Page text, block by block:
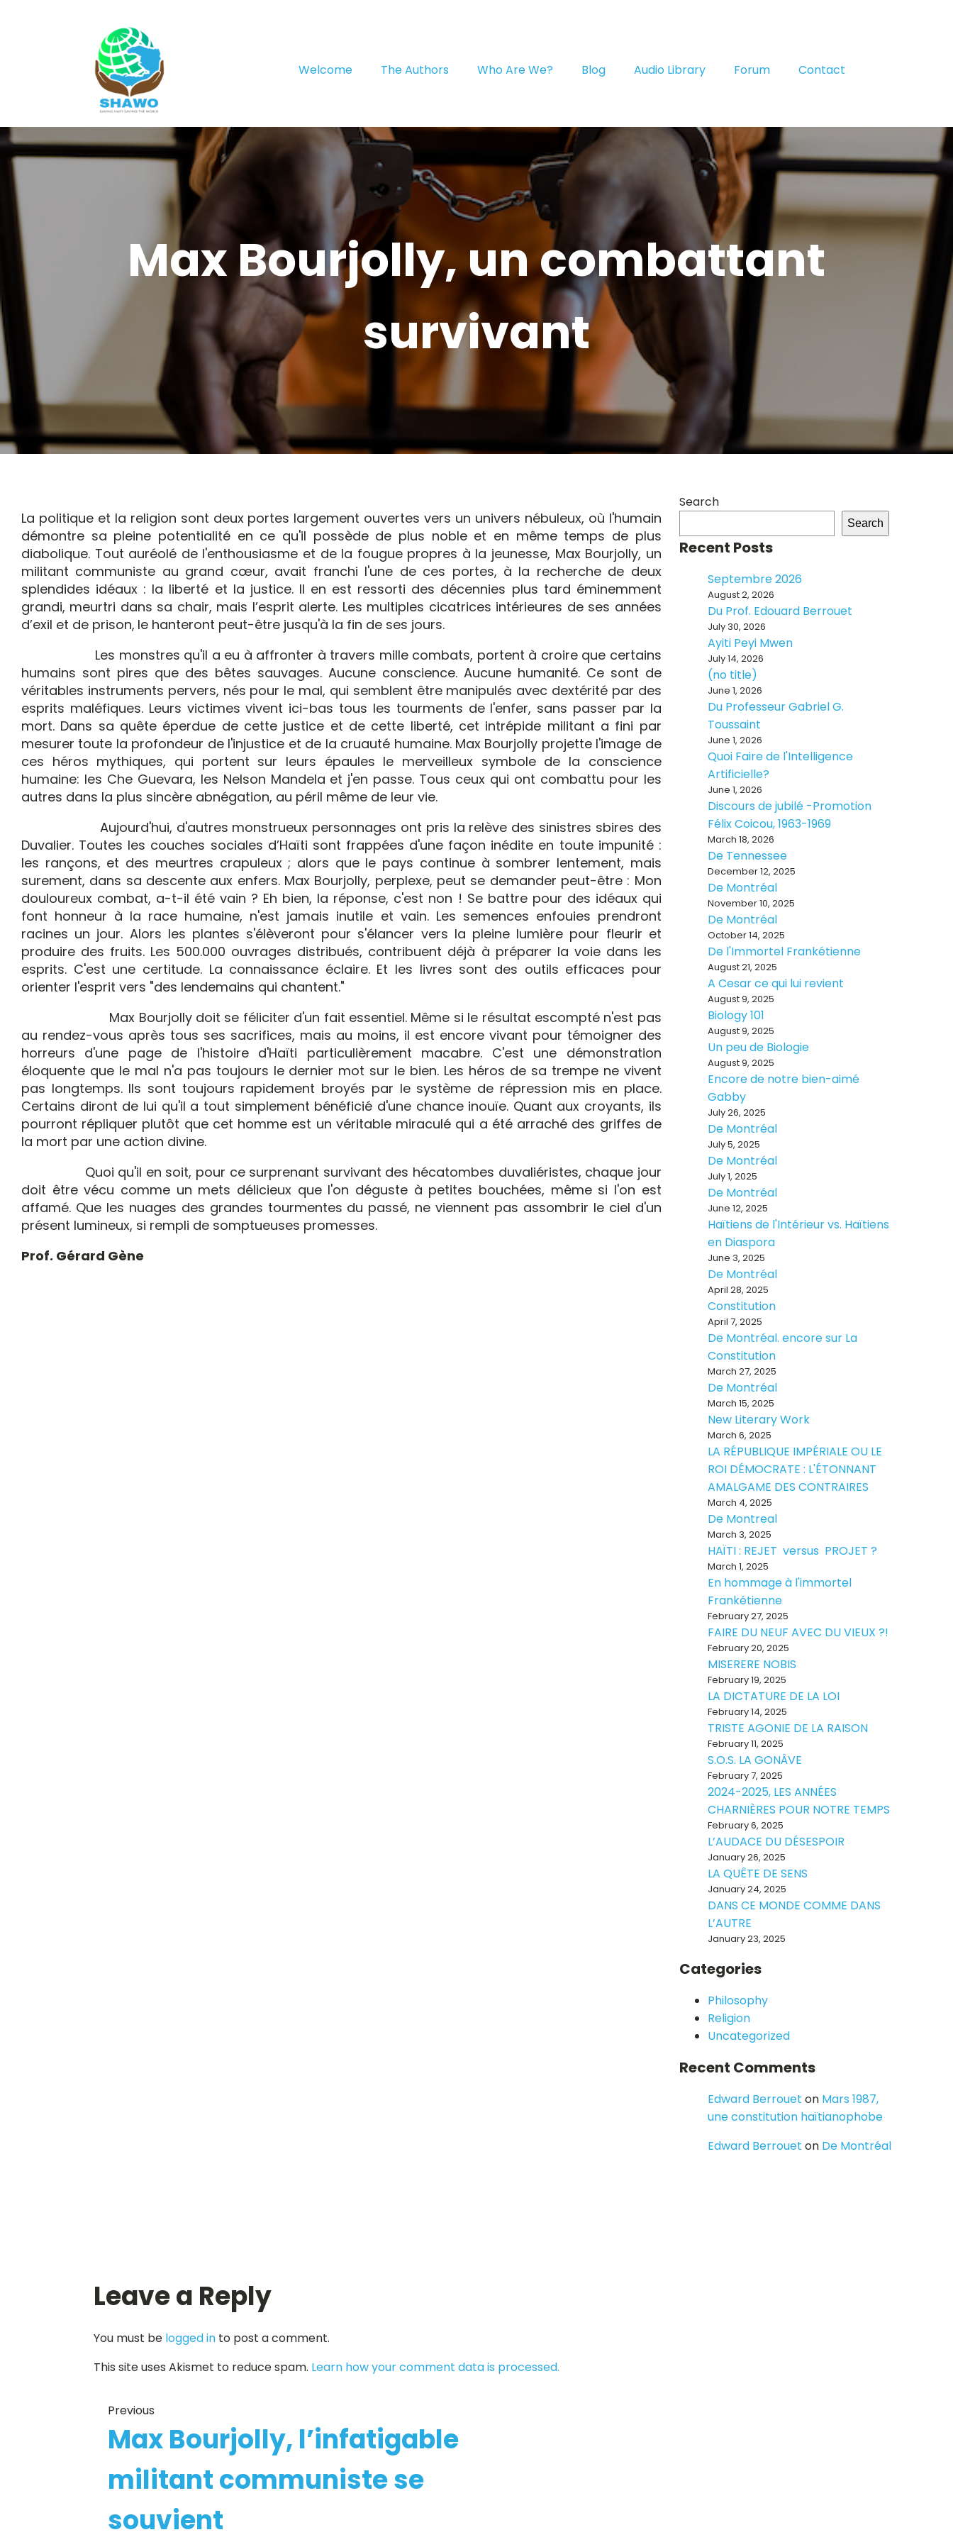
Welcome The Authors Who Are We? Blog Audio Library Forum Contact
Max Bourjolly, un combattant
survivant
La politique et la religion sont deux portes largement ouvertes vers un univers nébuleux, où l'humain
démontre sa pleine potentialité en ce qu'il possède de plus noble et en même temps de plus
diabolique. Tout auréolé de l'enthousiasme et de la fougue propres à la jeunesse, Max Bourjolly, un
militant communiste au grand cœur, avait franchi l'une de ces portes, à la recherche de deux
splendides idéaux : la liberté et la justice. Il en est ressorti des décennies plus tard éminemment
grandi, meurtri dans sa chair, mais l’esprit alerte. Les multiples cicatrices intérieures de ses années
d’exil et de prison, le hanteront peut-être jusqu'à la fin de ses jours.
Les monstres qu'il a eu à affronter à travers mille combats, portent à croire que certains
humains sont pires que des bêtes sauvages. Aucune conscience. Aucune humanité. Ce sont de
véritables instruments pervers, nés pour le mal, qui semblent être manipulés avec dextérité par des
esprits maléfiques. Leurs victimes vivent ici-bas tous les tourments de l'enfer, sans passer par la
mort. Dans sa quête éperdue de cette justice et de cette liberté, cet intrépide militant a fini par
mesurer toute la profondeur de l'injustice et de la cruauté humaine. Max Bourjolly projette l'image de
ces héros mythiques, qui portent sur leurs épaules le merveilleux symbole de la conscience
humaine: les Che Guevara, les Nelson Mandela et j'en passe. Tous ceux qui ont combattu pour les
autres dans la plus sincère abnégation, au péril même de leur vie.
Aujourd'hui, d'autres monstrueux personnages ont pris la relève des sinistres sbires des
Duvalier. Toutes les couches sociales d’Haïti sont frappées d'une façon inédite en toute impunité :
les rançons, et des meurtres crapuleux ; alors que le pays continue à sombrer lentement, mais
surement, dans sa descente aux enfers. Max Bourjolly, perplexe, peut se demander peut-être : Mon
douloureux combat, a-t-il été vain ? Eh bien, la réponse, c'est non ! Se battre pour des idéaux qui
font honneur à la race humaine, n'est jamais inutile et vain. Les semences enfouies prendront
racines un jour. Alors les plantes s'élèveront pour s'élancer vers la pleine lumière pour fleurir et
produire des fruits. Les 500.000 ouvrages distribués, contribuent déjà à préparer la voie dans les
esprits. C'est une certitude. La connaissance éclaire. Et les livres sont des outils efficaces pour
orienter l'esprit vers "des lendemains qui chantent."
Max Bourjolly doit se féliciter d'un fait essentiel. Même si le résultat escompté n'est pas
au rendez-vous après tous ses sacrifices, mais au moins, il est encore vivant pour témoigner des
horreurs d'une page de l'histoire d'Haïti particulièrement macabre. C'est une démonstration
éloquente que le mal n'a pas toujours le dernier mot sur le bien. Les héros de sa trempe ne vivent
pas longtemps. Ils sont toujours rapidement broyés par le système de répression mis en place.
Certains diront de lui qu'il a tout simplement bénéficié d'une chance inouïe. Quant aux croyants, ils
pourront répliquer plutôt que cet homme est un véritable miraculé qui a été arraché des griffes de
la mort par une action divine.
Quoi qu'il en soit, pour ce surprenant survivant des hécatombes duvaliéristes, chaque jour
doit être vécu comme un mets délicieux que l'on déguste à petites bouchées, même si l'on est
affamé. Que les nuages des grandes tourmentes du passé, ne viennent pas assombrir le ciel d'un
présent lumineux, si rempli de somptueuses promesses.
Prof. Gérard Gène
Search
Search
Recent Posts
Septembre 2026
August 2, 2026
Du Prof. Edouard Berrouet
July 30, 2026
Ayiti Peyi Mwen
July 14, 2026
(no title)
June 1, 2026
Du Professeur Gabriel G.
Toussaint
June 1, 2026
Quoi Faire de l'Intelligence
Artificielle?
June 1, 2026
Discours de jubilé -Promotion
Félix Coicou, 1963-1969
March 18, 2026
De Tennessee
December 12, 2025
De Montréal
November 10, 2025
De Montréal
October 14, 2025
De l'Immortel Frankétienne
August 21, 2025
A Cesar ce qui lui revient
August 9, 2025
Biology 101
August 9, 2025
Un peu de Biologie
August 9, 2025
Encore de notre bien-aimé
Gabby
July 26, 2025
De Montréal
July 5, 2025
De Montréal
July 1, 2025
De Montréal
June 12, 2025
Haïtiens de l'Intérieur vs. Haïtiens
en Diaspora
June 3, 2025
De Montréal
April 28, 2025
Constitution
April 7, 2025
De Montréal. encore sur La
Constitution
March 27, 2025
De Montréal
March 15, 2025
New Literary Work
March 6, 2025
LA RÉPUBLIQUE IMPÉRIALE OU LE
ROI DÉMOCRATE : L'ÉTONNANT
AMALGAME DES CONTRAIRES
March 4, 2025
De Montreal
March 3, 2025
HAÏTI : REJET versus PROJET ?
March 1, 2025
En hommage à l'immortel
Frankétienne
February 27, 2025
FAIRE DU NEUF AVEC DU VIEUX ?!
February 20, 2025
MISERERE NOBIS
February 19, 2025
LA DICTATURE DE LA LOI
February 14, 2025
TRISTE AGONIE DE LA RAISON
February 11, 2025
S.O.S. LA GONÂVE
February 7, 2025
2024-2025, LES ANNÉES
CHARNIÈRES POUR NOTRE TEMPS
February 6, 2025
L’AUDACE DU DÉSESPOIR
January 26, 2025
LA QUÊTE DE SENS
January 24, 2025
DANS CE MONDE COMME DANS
L’AUTRE
January 23, 2025
Categories
Philosophy
Religion
Uncategorized
Recent Comments
Edward Berrouet on Mars 1987,
une constitution haïtianophobe
Edward Berrouet on De Montréal
Leave a Reply
You must be logged in to post a comment.
This site uses Akismet to reduce spam. Learn how your comment data is processed.
Previous
Max Bourjolly, l’infatigable
militant communiste se
souvient